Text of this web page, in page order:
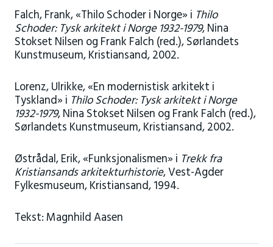
Falch, Frank, «Thilo Schoder i Norge» i Thilo
Schoder: Tysk arkitekt i Norge 1932-1979, Nina
Stokset Nilsen og Frank Falch (red.), Sørlandets
Kunstmuseum, Kristiansand, 2002.
Lorenz, Ulrikke, «En modernistisk arkitekt i
Tyskland» i Thilo Schoder: Tysk arkitekt i Norge
1932-1979, Nina Stokset Nilsen og Frank Falch (red.),
Sørlandets Kunstmuseum, Kristiansand, 2002.
Østrådal, Erik, «Funksjonalismen» i Trekk fra
Kristiansands arkitekturhistorie, Vest-Agder
Fylkesmuseum, Kristiansand, 1994.
Tekst: Magnhild Aasen